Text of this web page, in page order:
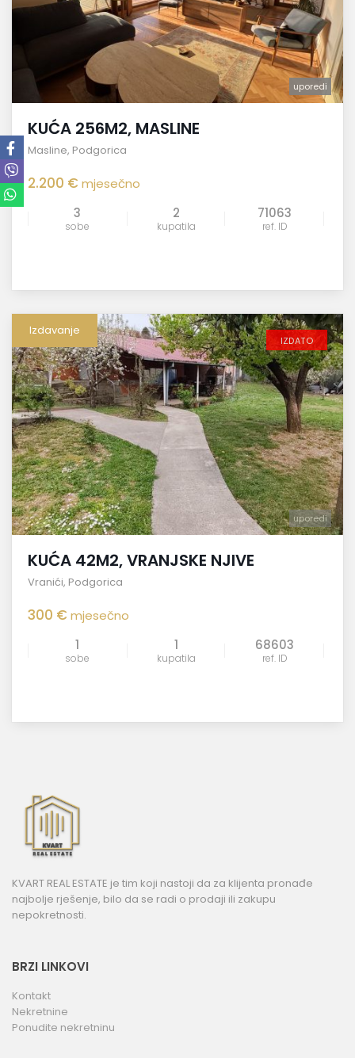
uporedi
KUĆA 256M2, MASLINE
Masline, Podgorica
2.200 €mjesečno
3
sobe
2
kupatila
71063
ref. ID
Izdavanje
uporedi
IZDATO
KUĆA 42M2, VRANJSKE NJIVE
Vranići, Podgorica
300 €mjesečno
1
sobe
1
kupatila
68603
ref. ID
KVART REAL ESTATE je tim koji nastoji da za klijenta pronađe
najbolje rješenje, bilo da se radi o prodaji ili zakupu
nepokretnosti.
BRZI LINKOVI
Kontakt
Nekretnine
Ponudite nekretninu